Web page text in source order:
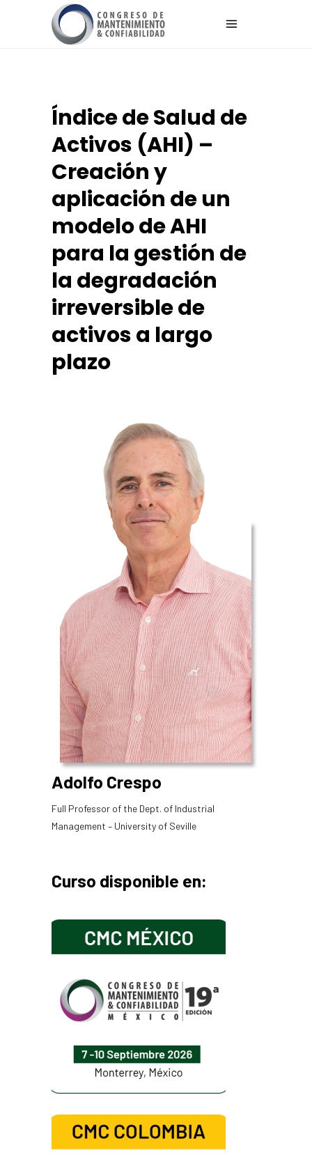
Índice de Salud de
Activos (AHI) –
Creación y
aplicación de un
modelo de AHI
para la gestión de
la degradación
irreversible de
activos a largo
plazo
Adolfo Crespo
Full Professor of the Dept. of Industrial
Management – University of Seville
Curso disponible en: